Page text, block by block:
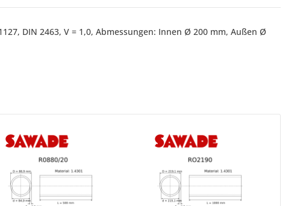
DIN 2463, V = 1,0, Abmessungen: Innen Ø 200 mm, Außen Ø